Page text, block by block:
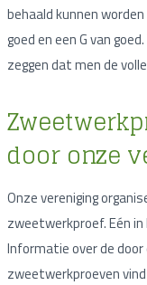
behaald kunnen
goed en een G van
zeggen dat men de
door onze
Onze vereniging
zweetwerkproef. Eén
Informatie over de
zweetwerkproeven